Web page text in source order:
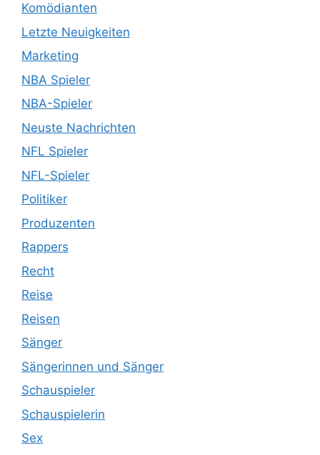
Komödianten
Letzte Neuigkeiten
Marketing
NBA Spieler
NBA-Spieler
Neuste Nachrichten
NFL Spieler
NFL-Spieler
Politiker
Produzenten
Rappers
Recht
Reise
Reisen
Sänger
Sängerinnen und Sänger
Schauspieler
Schauspielerin
Sex